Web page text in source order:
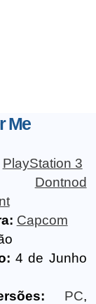
Me
PlayStation 3
Dontnod
Capcom
4 de Junho
PC,